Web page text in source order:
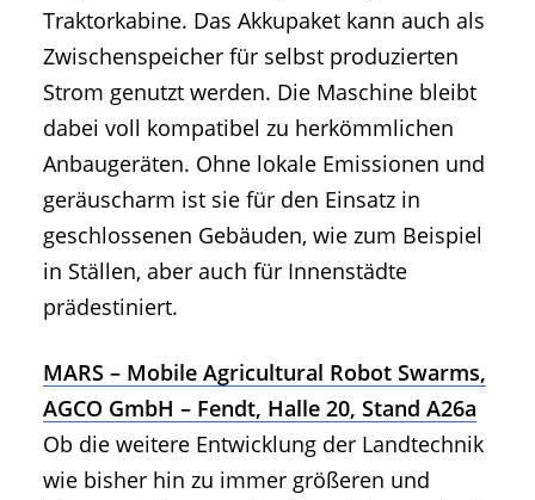
Traktorkabine. Das Akkupaket kann auch als
Zwischenspeicher für selbst produzierten
Strom genutzt werden. Die Maschine bleibt
dabei voll kompatibel zu herkömmlichen
Anbaugeräten. Ohne lokale Emissionen und
geräuscharm ist sie für den Einsatz in
geschlossenen Gebäuden, wie zum Beispiel
in Ställen, aber auch für Innenstädte
prädestiniert.
MARS – Mobile Agricultural Robot Swarms,
AGCO GmbH – Fendt, Halle 20, Stand A26a
Ob die weitere Entwicklung der Landtechnik
wie bisher hin zu immer größeren und